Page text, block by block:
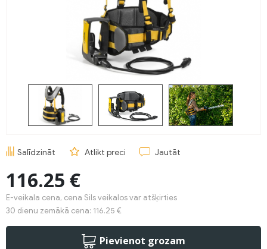
Salīdzināt Atlikt preci Jautāt
116.25 €
E-veikala cena, cena Sils veikalos var atšķirties
30 dienu zemākā cena: 116.25 €
Pievienot grozam